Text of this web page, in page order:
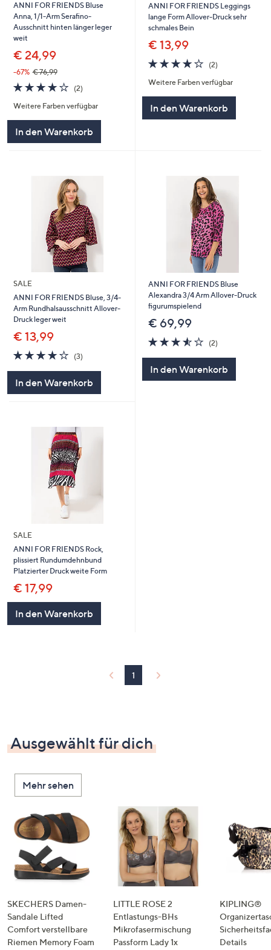
ANNI FOR FRIENDS Bluse
Anna, 1/1-Arm Serafino-
Ausschnitt hinten länger leger
weit
€ 24,99
-67% € 76,99
4.0
von
5
(2)2
Weitere Farben verfügbar
In den Warenkorb
ANNI FOR FRIENDS Leggings
lange Form Allover-Druck sehr
schmales Bein
€ 13,99
4.0
von
5
(2)2
Weitere Farben verfügbar
In den Warenkorb
SALE
ANNI FOR FRIENDS Bluse, 3/4-
Arm Rundhalsausschnitt Allover-
Druck leger weit
€ 13,99
4.0
von
(3)3
In den Warenkorb
ANNI FOR FRIENDS Bluse
Alexandra 3/4 Arm Allover-Druck
figurumspielend
€ 69,99
3.5
von
(2)2
In den Warenkorb
SALE
ANNI FOR FRIENDS Rock,
plissiert Rundumdehnbund
Platzierter Druck weite Form
€ 17,99
In den Warenkorb
1
Ausgewählt für dich
Mehr sehen
SKECHERS Damen-
Sandale Lifted
Comfort verstellbare
Riemen Memory Foam
LITTLE ROSE 2
Entlastungs-BHs
Mikrofasermischung
Passform Lady 1x
KIPLING®
Details